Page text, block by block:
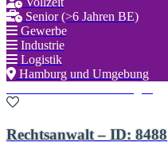
Senior (>6 Jahren BE)
Gewerbe
Industrie
Logistik
Hamburg und Umgebung
Rechtsanwalt – ID: 8488